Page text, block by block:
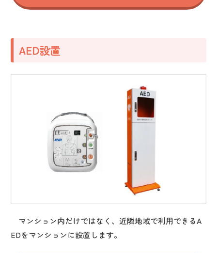
AED設置
マンション内だけではなく、近隣地域で利用できるA
EDをマンションに設置します。